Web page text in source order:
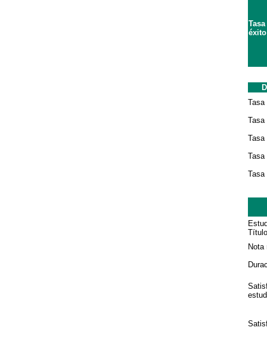
éxito
Tasa
Tasa
Tasa
Tasa
Tasa
Título
Nota